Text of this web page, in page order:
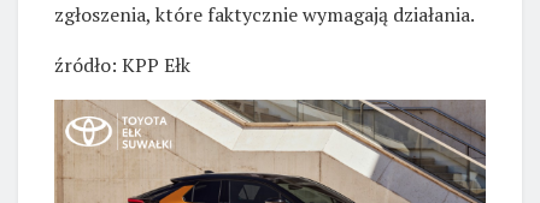
zgłoszenia, które faktycznie wymagają działania.
źródło: KPP Ełk